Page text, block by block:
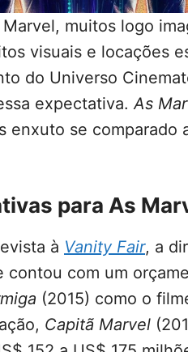
muitos logo
visuais e locações
do Universo
expectativa. As
enxuto se comparado
para As
à Vanity Fair, a
contou com um
(2015) como o
Capitã Marvel